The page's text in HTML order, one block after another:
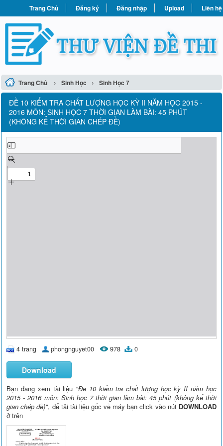
Trang Chủ Đăng ký Đăng nhập Upload Liên hệ
Trang Chủ › Sinh Học › Sinh Học 7
ĐỀ 10 KIỂM TRA CHẤT LƯỢNG HỌC KỲ II NĂM HỌC 2015 -
2016 MÔN: SINH HỌC 7 THỜI GIAN LÀM BÀI: 45 PHÚT
(KHÔNG KỂ THỜI GIAN CHÉP ĐỀ)
4 trang phongnguyet00 978 0
Download
Bạn đang xem tài liệu "Đề 10 kiểm tra chất lượng học kỳ II năm học
2015 - 2016 môn: Sinh học 7 thời gian làm bài: 45 phút (không kể thời
gian chép đề)", để tải tài liệu gốc về máy bạn click vào nút DOWNLOAD
ở trên